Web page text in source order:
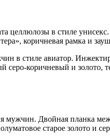
целлюлозы в стиле
коричневая рамка и
в стиле авиатор.
серо-коричневый и
мужчин. Двойная планка
старое золото и